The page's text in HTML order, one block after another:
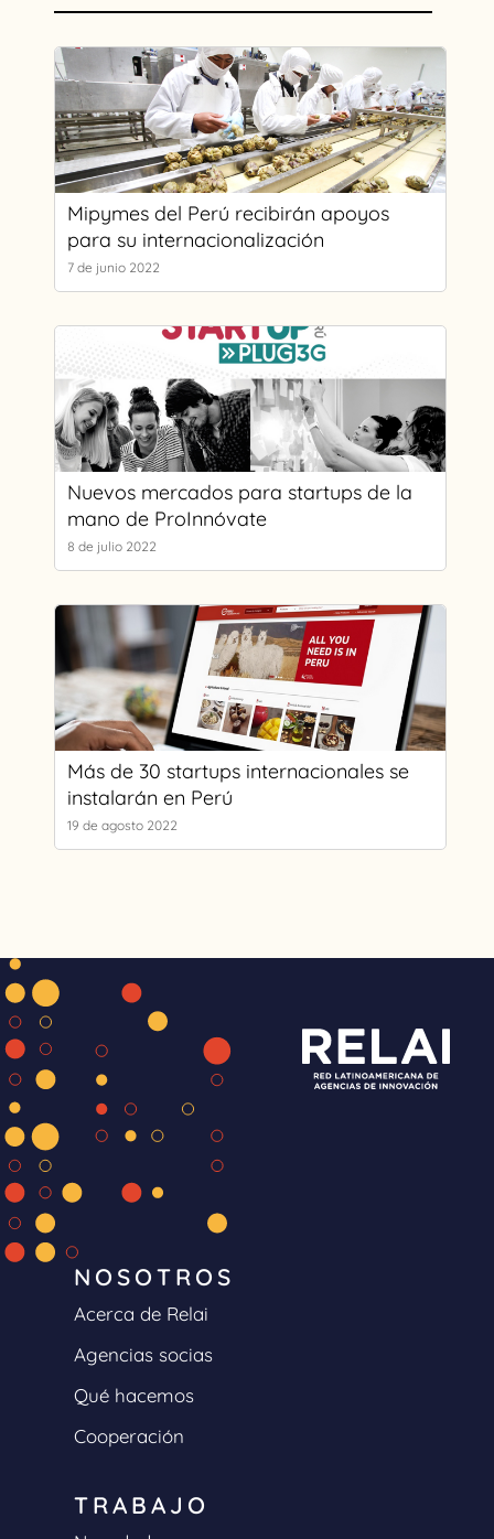
Mipymes del Perú recibirán apoyos
para su internacionalización
7 de junio 2022
Nuevos mercados para startups de la
mano de ProInnóvate
8 de julio 2022
Más de 30 startups internacionales se
instalarán en Perú
19 de agosto 2022
NOSOTROS
Acerca de Relai
Agencias socias
Qué hacemos
Cooperación
TRABAJO